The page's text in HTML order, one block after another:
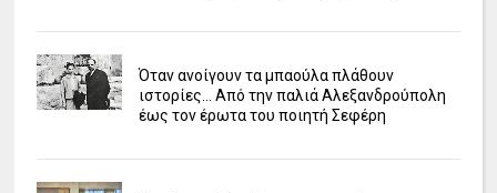
Όταν ανοίγουν τα μπαούλα πλάθουν
ιστορίες... Από την παλιά Αλεξανδρούπολη
έως τον έρωτα του ποιητή Σεφέρη